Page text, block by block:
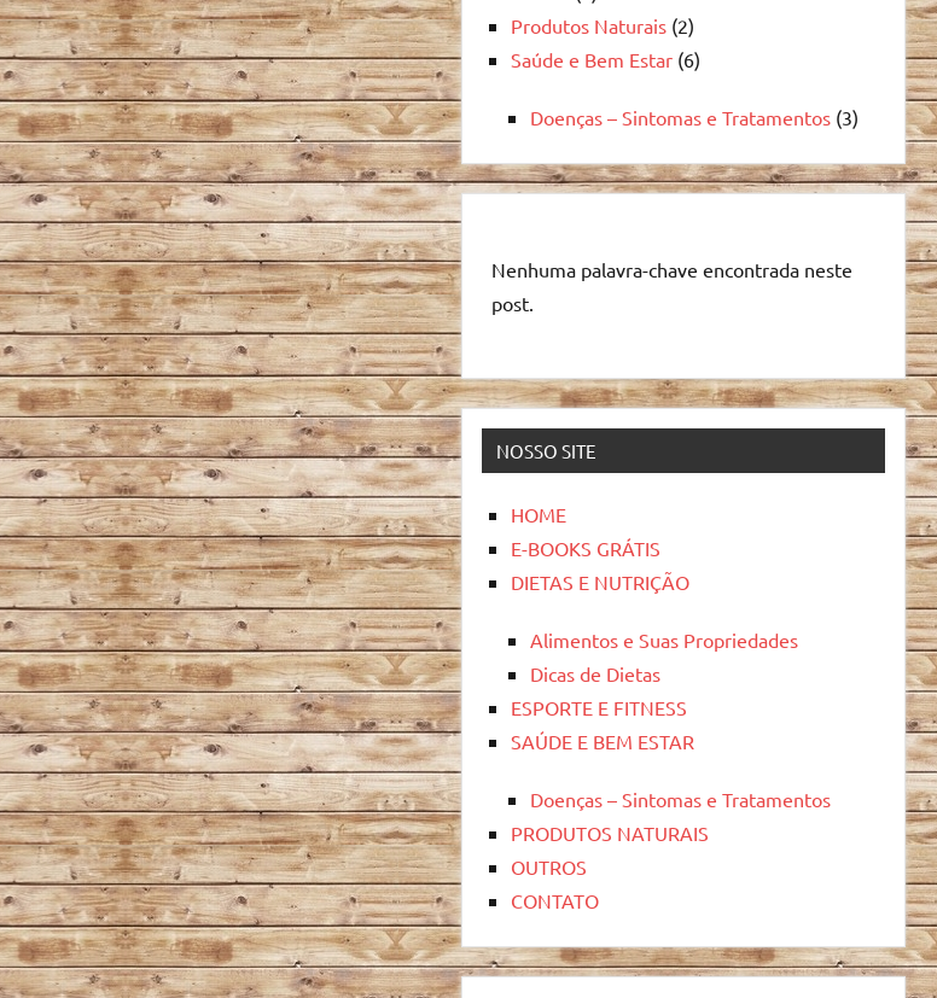
Produtos Naturais (2)
Saúde e Bem Estar (6)
Doenças – Sintomas e Tratamentos (3)
Nenhuma palavra-chave encontrada neste
post.
NOSSO SITE
HOME
E-BOOKS GRÁTIS
DIETAS E NUTRIÇÃO
Alimentos e Suas Propriedades
Dicas de Dietas
ESPORTE E FITNESS
SAÚDE E BEM ESTAR
Doenças – Sintomas e Tratamentos
PRODUTOS NATURAIS
OUTROS
CONTATO